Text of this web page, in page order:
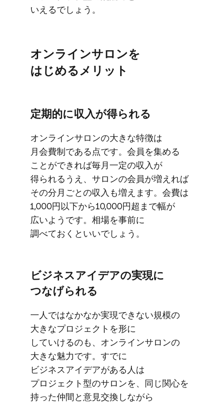
いえるでしょう。
オンラインサロンを​
はじめる​メリット
定期的に​収入が​得られる
オンラインサロンの​大きな​特徴は​
月会費制である​点です。​会員を​集める​
ことができれば​毎月​一定の​収入が​
得られる​うえ、​サロンの​会員が​増えれば​
その​分月ごとの​収入も​増えます。​会費は​
1,000円以下から​10,000円超まで​幅が​
広いようです。​相場を​事前に​
調べておくと​いいでしょう。
ビジネスアイデアの​実現に​
つなげられる
一人ではなかなか​実現できない​規模の​
大きな​プロジェクトを​形に​
していけるのも、​オンラインサロンの​
大きな​魅力です。​すでに​
ビジネスアイデアが​ある​人は​
プロジェクト型の​サロンを、​同じ​関心を​
持った​仲間と​意見交換しながら​